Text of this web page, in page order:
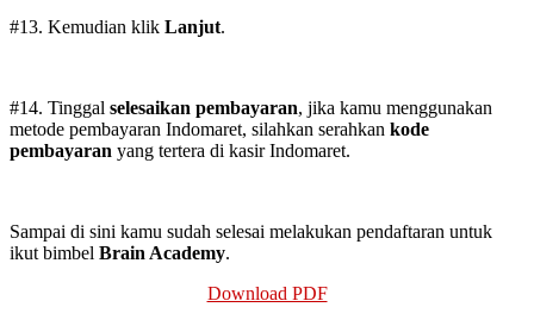
#13. Kemudian klik Lanjut.
#14. Tinggal selesaikan pembayaran, jika kamu menggunakan
metode pembayaran Indomaret, silahkan serahkan kode
pembayaran yang tertera di kasir Indomaret.
Sampai di sini kamu sudah selesai melakukan pendaftaran untuk
ikut bimbel Brain Academy.
Download PDF